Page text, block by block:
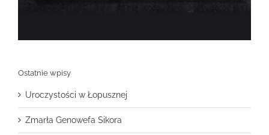
Ostatnie wpisy
Uroczystości w Łopusznej
Zmarła Genowefa Sikora